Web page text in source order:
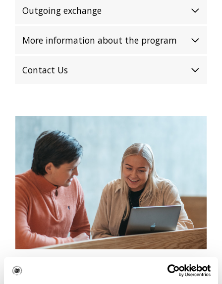
Outgoing exchange
More information about the program
Contact Us
International admissions